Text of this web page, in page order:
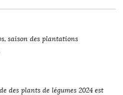
saison des plantations
des plants de légumes 2024 est